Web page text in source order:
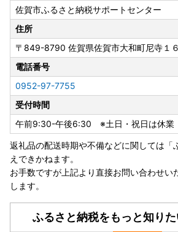
【郵便振替でのお支払いについて】
郵便振替でお支払いの場合、ご入金確
為、指定日対応はいたしかねます。
（配送指定日を入力いただいた場合も、
短での発送となる場合がございます。）
【一時所得について】
※ふるさと納税でお送りする返礼品につ
時所得に該当しますのでご注意ください
一時所得は、年間50万円を超える場合
て課税対象となります。
※詳しくは国税庁ホームページを参照し
佐賀市ふるさと納税サポートセンター
住所
〒849-8790 佐賀県佐賀市大和町尼寺
電話番号
0952-97-7755
受付時間
午前9:30-午後6:30 ※土日・祝日は休業
返礼品の配送時期や不備などに関しては「
えできかねます。
お手数ですが上記より直接お問い合わせい
します。
ふるさと納税をもっと知り